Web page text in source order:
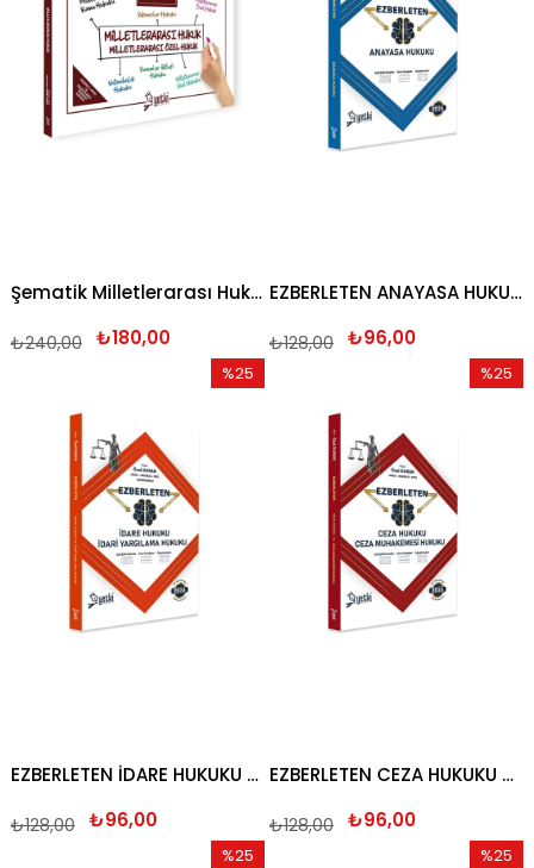
Şematik Milletlerarası Hukuk Milletlerarası Özel Hukuk 2026
₺180,00
₺240,00
EZBERLETEN ANAYASA HUKUKU 2026
₺96,00
₺128,00
EZBERLETEN İDARE HUKUKU VE İDARİ YARGILAMA HUKUKU 2026
₺96,00
₺128,00
%25
EZBERLETEN CEZA HUKUKU VE CEZA MUHAKEMESİ HUKUKU 2026
₺96,00
₺128,00
%25
%25
%25